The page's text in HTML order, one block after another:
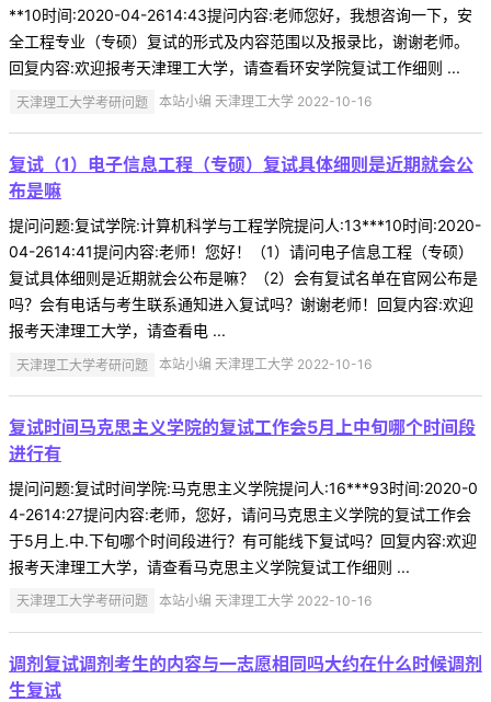
**10时间:2020-04-2614:43提问内容:老师您好，我想咨询一下，安
全工程专业（专硕）复试的形式及内容范围以及报录比，谢谢老师。
回复内容:欢迎报考天津理工大学，请查看环安学院复试工作细则 ...
天津理工大学考研问题 本站小编 天津理工大学 2022-10-16
复试（1）电子信息工程（专硕）复试具体细则是近期就会公
布是嘛
提问问题:复试学院:计算机科学与工程学院提问人:13***10时间:2020-
04-2614:41提问内容:老师！您好！（1）请问电子信息工程（专硕）
复试具体细则是近期就会公布是嘛？（2）会有复试名单在官网公布是
吗？会有电话与考生联系通知进入复试吗？谢谢老师！回复内容:欢迎
报考天津理工大学，请查看电 ...
天津理工大学考研问题 本站小编 天津理工大学 2022-10-16
复试时间马克思主义学院的复试工作会5月上中旬哪个时间段
进行有
提问问题:复试时间学院:马克思主义学院提问人:16***93时间:2020-0
4-2614:27提问内容:老师，您好，请问马克思主义学院的复试工作会
于5月上.中.下旬哪个时间段进行？有可能线下复试吗？回复内容:欢迎
报考天津理工大学，请查看马克思主义学院复试工作细则 ...
天津理工大学考研问题 本站小编 天津理工大学 2022-10-16
调剂复试调剂考生的内容与一志愿相同吗大约在什么时候调剂
生复试